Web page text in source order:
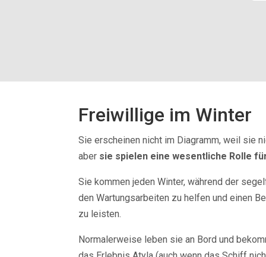
Freiwillige im Winter
Sie erscheinen nicht im Diagramm, weil sie
aber sie spielen eine wesentliche Rolle
Sie kommen jeden Winter, während der
den Wartungsarbeiten zu helfen und einen
zu leisten.
Normalerweise leben sie an Bord und